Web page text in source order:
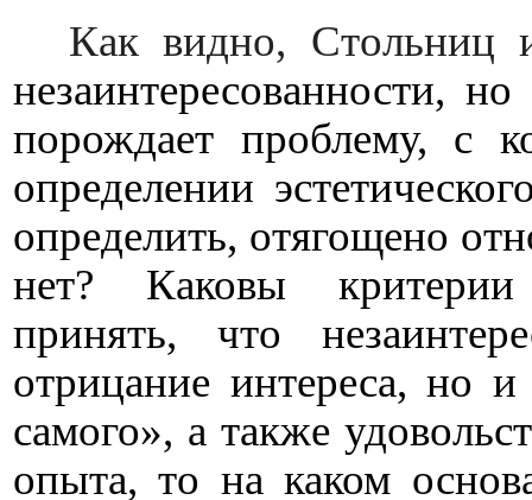
Как видно, Стольниц
незаинтересованности,
порождает проблему, с
определении
определить, отягощено
нет? Каковы критерии
принять, что
отрицание интереса, но
самого», а также
опыта, то на каком